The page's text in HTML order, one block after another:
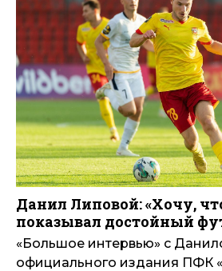
Данил Липовой: «Хочу,
показывал достойный
«Большое интервью» с
официального издания ПФК